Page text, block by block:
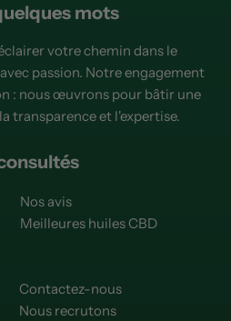
mots
votre chemin dans le
passion. Notre engagement
: nous œuvrons pour bâtir une
transparence et l'expertise.
Nos avis
Meilleures huiles CBD
Contactez-nous
Nous recrutons